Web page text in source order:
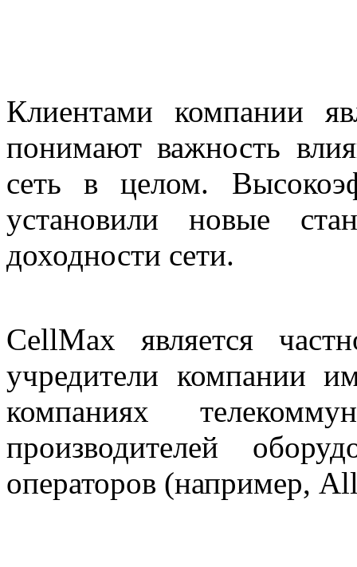
Клиентами компании
понимают важность
сеть в целом.
установили новые
доходности сети.
CellMax является
учредители компании
компаниях
производителей
операторов (например,